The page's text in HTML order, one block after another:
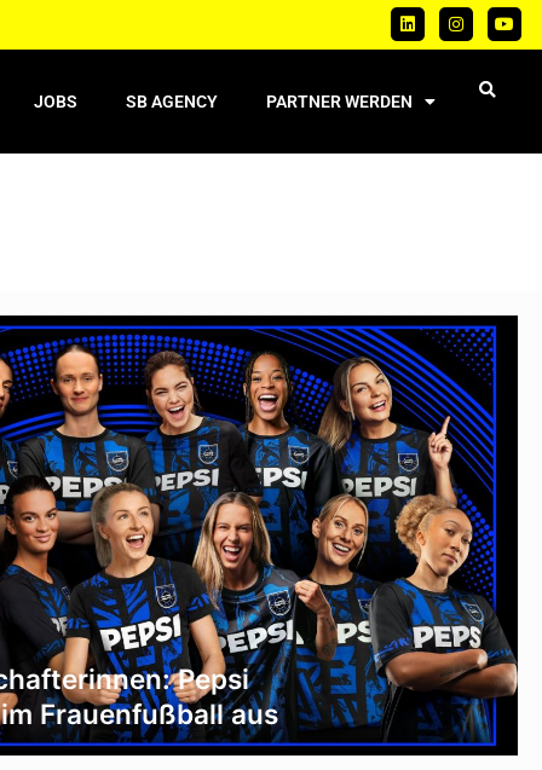
JOBS SB AGENCY PARTNER WERDEN
Pepsi
Frauenfußball aus